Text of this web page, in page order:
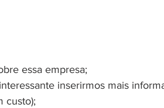
essa empresa;
inserirmos mais
custo);